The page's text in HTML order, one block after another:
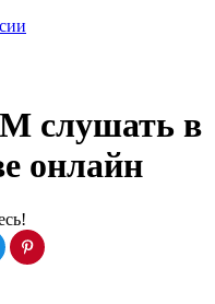
слушать в
онлайн